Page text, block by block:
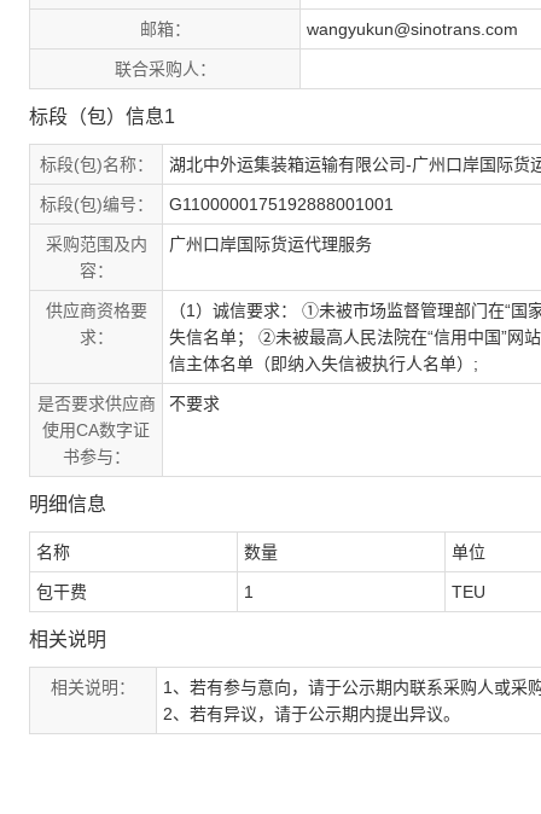
邮箱： wangyukun@sinotrans.com
联合采购人：
标段（包）信息1
标段(包)名称： 湖北中外运集装箱运输有限公司-广州口岸国际货
标段(包)编号： G1100000175192888001001
采购范围及内
容：
广州口岸国际货运代理服务
供应商资格要
求：
（1）诚信要求： ①未被市场监督管理部门在“国
失信名单； ②未被最高人民法院在“信用中国”网
信主体名单（即纳入失信被执行人名单）;
是否要求供应商
使用CA数字证
书参与：
不要求
明细信息
名称 数量 单位
包干费 1 TEU
相关说明
相关说明：
1、若有参与意向，请于公示期内联系采购人或采
2、若有异议，请于公示期内提出异议。